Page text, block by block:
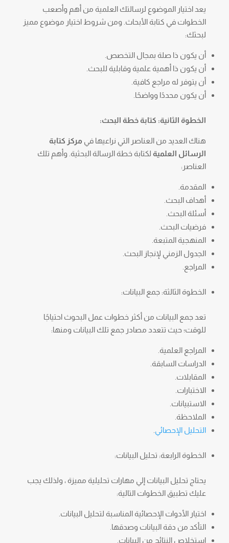
يعد اختيار الموضوع لرسالتك العلمية من أهم وأصعب
الخطوات في كتابة الأبحاث. ومن شروط اختيار موضوع مميز
لبحثك:
أن يكون ذا صلة بمجال التخصص.
أن يكون ذا أهمية علمية وقابلية للبحث.
أن يتوفر له مراجع كافية.
أن يكون محددًا وواضحًا.
الخطوة الثانية: كتابة خطة البحث:
هناك العديد من العناصر التي نراعيها في مركز كتابة
الرسائل العلمية لكتابة خطة الرسالة البحثية. وأهم تلك
العناصر:
المقدمة.
أهداف البحث.
أسئلة البحث.
فرضيات البحث.
المنهجية المتبعة.
الجدول الزمني لإنجاز البحث.
المراجع.
الخطوة الثالثة: جمع البيانات:
تعد جمع البيانات من أكثر خطوات عمل البحوث احتياجًا
للوقت؛ حيث تتعدد مصادر جمع تلك البيانات ومنها:
المراجع العلمية.
الدراسات السابقة.
المقابلات.
الاختبارات.
الاستبيانات.
الملاحظة.
التحليل الإحصائي
الخطوة الرابعة: تحليل البيانات:
يحتاج تحليل البيانات إلي مهارات تحليلية مميزة ، ولذلك يجب
عليك تطبيق الخطوات التالية:
اختيار الأدوات الإحصائية المناسبة لتحليل البيانات.
التأكد من دقة البيانات وصدقها.
استخلاص النتائج من البيانات.